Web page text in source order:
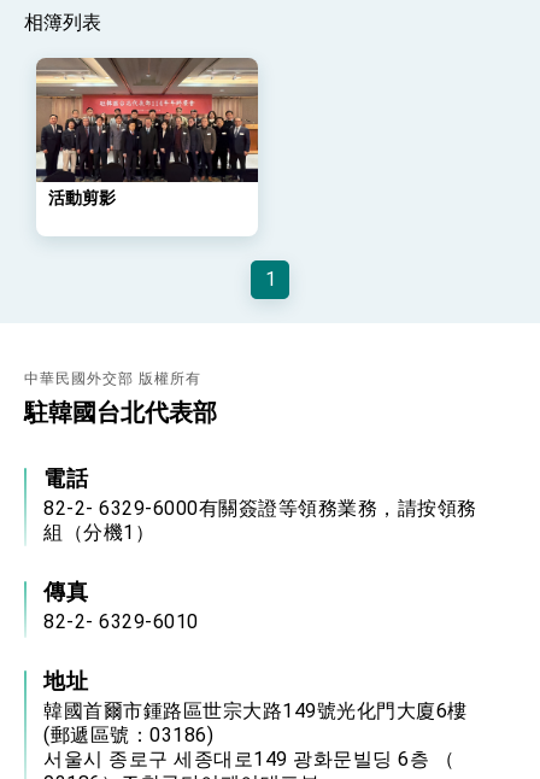
位實力，達成固邦榮邦目標
外交部長林佳龍主持第35次「參與亞太經濟合作
策略小組」跨部會會議
民調顯示多數國人滿意政府外交表現，高度支持
「總合外交」與台歐美日關係深化
會 強調以實力守護台海和平 以決心掌握國家
變局中 奮起的新臺灣 總統發表國慶演說
賴總統就職演說影片
外交部重要言論
我國政府將在美國亞利桑納州設立「駐鳳凰城辦
相簿列表
活動剪影
1
中華民國外交部 版權所有
駐韓國台北代表部
電話
82-2- 6329-6000有關簽證等領務業務，請按領務
組（分機1）
傳真
82-2- 6329-6010
地址
韓國首爾市鍾路區世宗大路149號光化門大廈6樓
(郵遞區號：03186)
서울시 종로구 세종대로149 광화문빌딩 6층 （